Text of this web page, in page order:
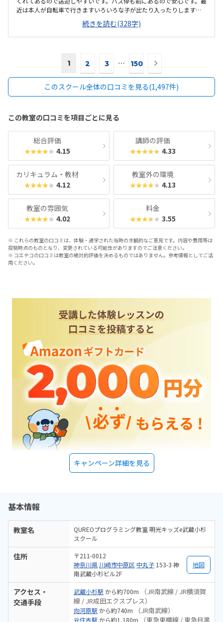
近は本人が自転車で行きますいろいろな子が出たり入ったりします
が、塾長が大きな声で挨拶してくれるおかげかみんなきちんと挨拶を
して入ってきます安いとありがたいですが、現在でも満足です。もと
もと予算は考えてなかったのですが、思ったよりも高いなと思った気
もらってます。特に思い当たりません
続きを読む(328字)
1 2 3 ⋯ 150
次
ペ
ー
このスクール全体の口コミを見る(1,497件)
この教室の口コミを項目ごとに見る
総合評価
★★★★★ 4.15
講師の評価
★★★★★ 4.33
カリキュラム・教材
★★★★★ 4.12
教室外の環境
★★★★★ 4.13
教室の雰囲気
★★★★★ 4.02
料金
★★★★★ 3.55
※ これらの教室の口コミは、体験・通学された当時の主観的なご意見です。内容や費用等は
投稿時点のものとなり、変更されている可能性がありますのでご注意ください。
※ コエテコの口コミは教室の絶対的評価を決めるものではありません。参考情報としてご活
用ください。
キャンペーン詳細を見る
基本情報
教室名
QUREOプログラミング教室 明光キッズe武蔵小杉
スクール
住所
〒211-0012
神奈川県 川崎市中原区 中丸子 153-3 神
南武蔵小杉ビル2F
地図
アクセス・
交通手段
武蔵小杉駅 から約700m
（JR南武線 / JR横須賀
線 / JR成田エクスプレス）
向河原駅 から約740m （JR南武線）
元住吉駅 から約1,180m （東急東横線 / 東急目黒